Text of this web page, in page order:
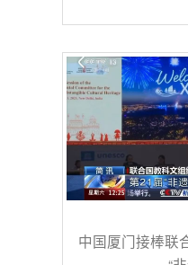
中国厦门接棒联